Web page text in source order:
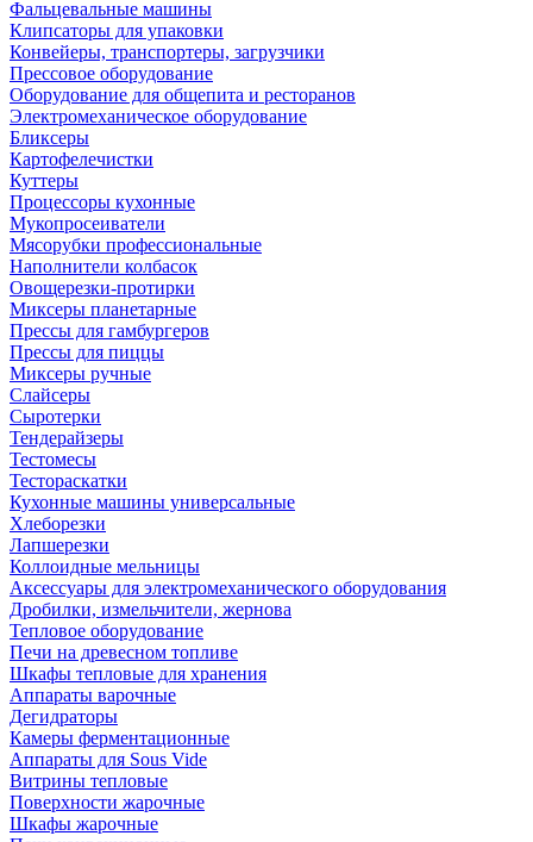
Фальцевальные машины
Клипсаторы для упаковки
Конвейеры, транспортеры, загрузчики
Прессовое оборудование
Оборудование для общепита и ресторанов
Электромеханическое оборудование
Бликсеры
Картофелечистки
Куттеры
Процессоры кухонные
Мукопросеиватели
Мясорубки профессиональные
Наполнители колбасок
Овощерезки-протирки
Миксеры планетарные
Прессы для гамбургеров
Прессы для пиццы
Миксеры ручные
Слайсеры
Сыротерки
Тендерайзеры
Тестомесы
Тестораскатки
Кухонные машины универсальные
Хлеборезки
Лапшерезки
Коллоидные мельницы
Аксессуары для электромеханического оборудования
Дробилки, измельчители, жернова
Тепловое оборудование
Печи на древесном топливе
Шкафы тепловые для хранения
Аппараты варочные
Дегидраторы
Камеры ферментационные
Аппараты для Sous Vide
Витрины тепловые
Поверхности жарочные
Шкафы жарочные